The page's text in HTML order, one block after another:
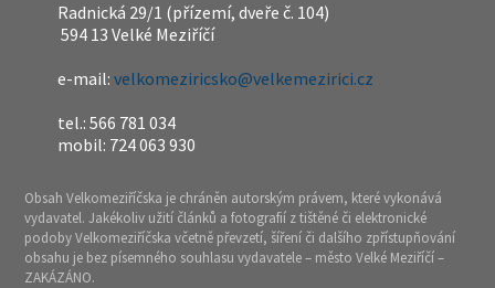
Radnická 29/1 (přízemí, dveře č. 104)
594 13 Velké Meziříčí
e-mail:velkomeziricsko@velkemezirici.cz
tel.: 566 781 034
mobil: 724 063 930
Obsah Velkomeziříčska je chráněn autorským právem, které vykonává
vydavatel. Jakékoliv užití článků a fotografií z tištěné či elektronické
podoby Velkomeziříčska včetně převzetí, šíření či dalšího zpřístupňování
obsahu je bez písemného souhlasu vydavatele – město Velké Meziříčí –
ZAKÁZÁNO.